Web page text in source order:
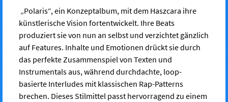
„Polaris“, ein Konzeptalbum, mit dem Haszcara ihre
künstlerische Vision fortentwickelt. Ihre Beats
produziert sie von nun an selbst und verzichtet gänzlich
auf Features. Inhalte und Emotionen drückt sie durch
das perfekte Zusammenspiel von Texten und
Instrumentals aus, während durchdachte, loop-
basierte Interludes mit klassischen Rap-Patterns
brechen. Dieses Stilmittel passt hervorragend zu einem